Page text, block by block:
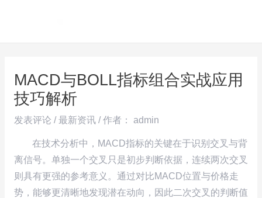
MACD与BOLL指标组合实战应用
技巧解析
发表评论 /最新资讯/ 作者： admin
在技术分析中，MACD指标的关键在于识别交叉与背
离信号。单独一个交叉只是初步判断依据，连续两次交叉
则具有更强的参考意义。通过对比MACD位置与价格走
势，能够更清晰地发现潜在动向，因此二次交叉的判断值